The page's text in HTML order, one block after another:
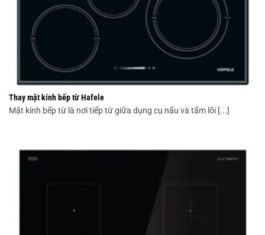
Thay mặt kính bếp từ Hafele
Mặt kính bếp từ là nơi tiếp từ giữa dụng cụ nấu và tấm lõi [...]